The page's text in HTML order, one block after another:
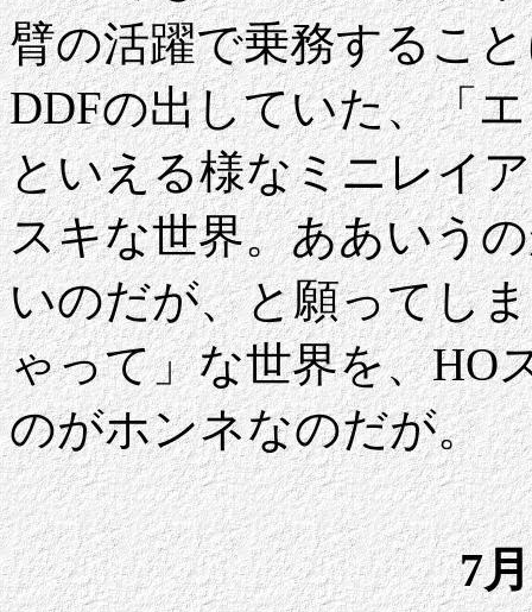
臂の活躍で乗務するこ
DDFの出していた、「
といえる様なミニレイ
スキな世界。ああいう
いのだが、と願ってし
ゃって」な世界を、HO
のがホンネなのだが。
7